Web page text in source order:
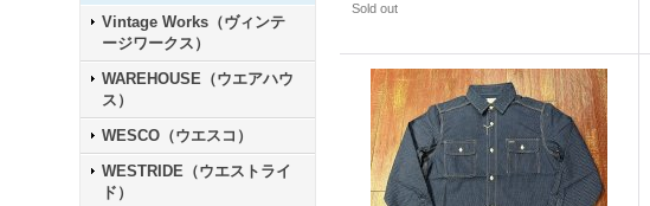
Vintage Works（ヴィンテ
ージワークス）
WAREHOUSE（ウエアハウ
ス）
WESCO（ウエスコ）
WESTRIDE（ウエストライ
ド）
Sold out